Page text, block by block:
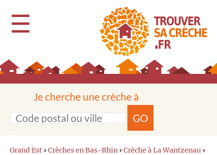
☰
Je cherche une crèche à
GO
Grand Est › Crèches en Bas-Rhin › Crèche à La Wantzenau ›